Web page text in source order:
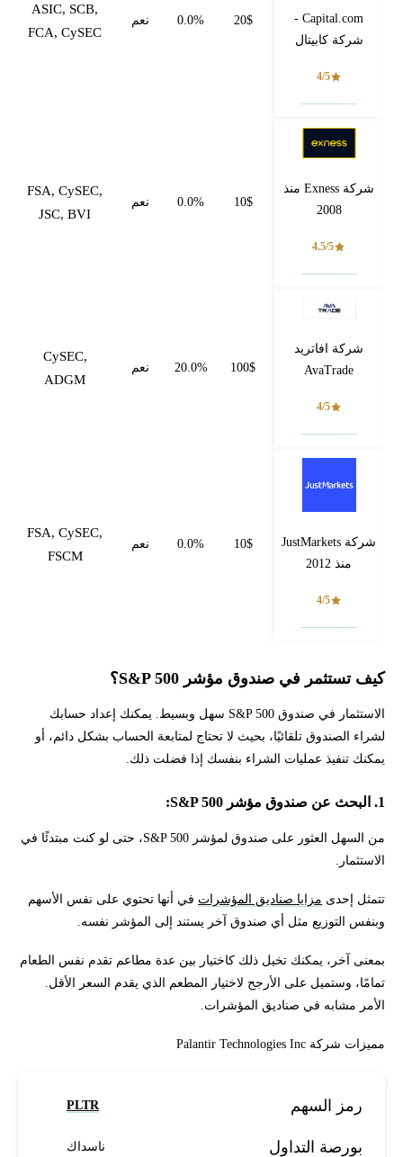
Capital.com -
شركة كابيتال
4/5
20$
0.0% نعم
ASIC, SCB,
FCA, CySEC
شركة Exness منذ
2008
4.5/5
10$
0.0% نعم
FSA, CySEC,
JSC, BVI
شركة افاتريد
AvaTrade
4/5
100$
20.0% نعم
CySEC,
ADGM
شركة JustMarkets
منذ 2012
4/5
10$
0.0% نعم
FSA, CySEC,
FSCM
كيف تستثمر في صندوق مؤشر S&P 500؟
الاستثمار في صندوق S&P 500 سهل وبسيط. يمكنك إعداد حسابك
لشراء الصندوق تلقائيًا، بحيث لا تحتاج لمتابعة الحساب بشكل دائم، أو
يمكنك تنفيذ عمليات الشراء بنفسك إذا فضلت ذلك.
1. البحث عن صندوق مؤشر S&P 500:
من السهل العثور على صندوق لمؤشر S&P 500، حتى لو كنت مبتدئًا في
الاستثمار.
تتمثل إحدى مزايا صناديق المؤشرات في أنها تحتوي على نفس الأسهم
وبنفس التوزيع مثل أي صندوق آخر يستند إلى المؤشر نفسه.
بمعنى آخر، يمكنك تخيل ذلك كاختيار بين عدة مطاعم تقدم نفس الطعام
تمامًا، وستميل على الأرجح لاختيار المطعم الذي يقدم السعر الأقل.
الأمر مشابه في صناديق المؤشرات.
مميزات شركة Palantir Technologies Inc
رمز السهم PLTR
بورصة التداول ناسداك